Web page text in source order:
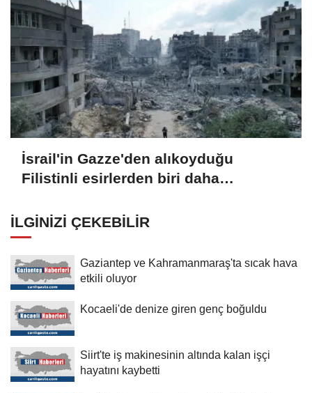
İsrail'in Gazze'den alıkoyduğu
Filistinli esirlerden biri daha
İLGINIZI ÇEKEBILIR
Gaziantep ve Kahramanmaraş'ta sıcak hava
etkili oluyor
Kocaeli'de denize giren genç boğuldu
Siirt'te iş makinesinin altında kalan işçi
hayatını kaybetti